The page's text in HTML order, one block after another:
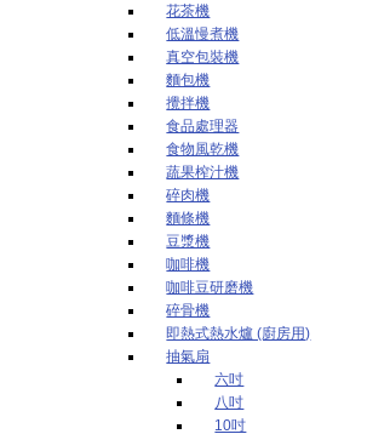
花茶機
低溫慢煮機
真空包裝機
麵包機
攪拌機
食品處理器
食物風乾機
蔬果榨汁機
碎肉機
麵條機
豆漿機
咖啡機
咖啡豆研磨機
碎骨機
即熱式熱水爐 (廚房用)
抽氣扇
六吋
八吋
10吋